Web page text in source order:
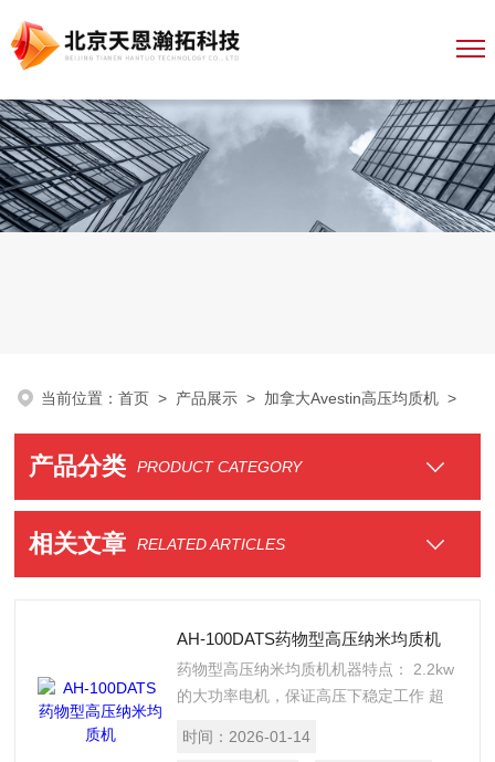
当前位置：首页 > 产品展示 > 加拿大Avestin高压均质机 >
产品分类 PRODUCT CATEGORY
相关文章 RELATED ARTICLES
AH-100DATS药物型高压纳米均质机
药物型高压纳米均质机机器特点： 2.2kw
的大功率电机，保证高压下稳定工作 超
时间： 2026-01-14